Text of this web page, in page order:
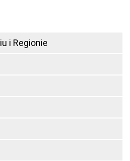
i Regionie